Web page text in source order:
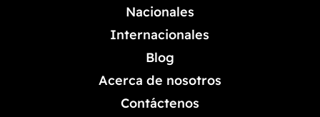
Nacionales
Internacionales
Blog
Acerca de nosotros
Contáctenos